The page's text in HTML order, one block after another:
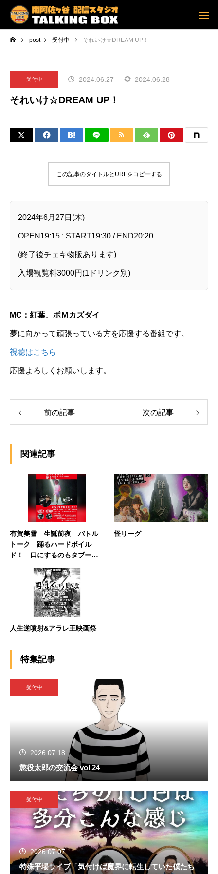
post 受付中 それいけ☆DREAM UP！
受付中 2024.06.27 2024.06.28
それいけ☆DREAM UP！
この記事のタイトルとURLをコピーする
2024年6月27日(木)
OPEN19:15 : START19:30 / END20:20
(終了後チェキ物販あります)
入場観覧料3000円(1ドリンク別)
MC：紅葉、ポＭカズダイ
夢に向かって頑張っている方を応援する番組です。
視聴はこちら
応援よろしくお願いします。
前の記事 次の記事
関連記事
有賀美雪 生誕前夜 バトル
トーク 踊るハードボイル
ド！ 口にするのもタブーで
怪リーグ
人生逆噴射&アラレ王映画祭
特集記事
受付中
2026.07.18
懲役太郎の交流会 vol.24
受付中
2026.07.07
特殊平場ライブ「気付けば魔界に転生していた僕たち